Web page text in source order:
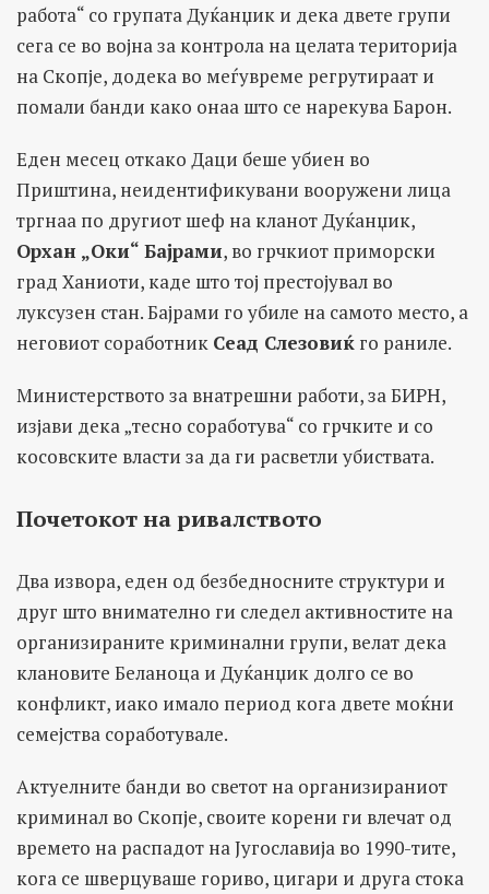
работа“ со групата Дуќанџик и дека двете групи
сега се во војна за контрола на целата територија
на Скопје, додека во меѓувреме регрутираат и
помали банди како онаа што се нарекува Барон.
Еден месец откако Даци беше убиен во
Приштина, неидентификувани вооружени лица
тргнаа по другиот шеф на кланот Дуќанџик,
Орхан „Оки“ Бајрами, во грчкиот приморски
град Ханиоти, каде што тој престојувал во
луксузен стан. Бајрами го убиле на самото место, а
неговиот соработник Сеад Слезовиќ го раниле.
Министерството за внатрешни работи, за БИРН,
изјави дека „тесно соработува“ со грчките и со
косовските власти за да ги расветли убиствата.
Почетокот на ривалството
Два извора, еден од безбедносните структури и
друг што внимателно ги следел активностите на
организираните криминални групи, велат дека
клановите Беланоца и Дуќанџик долго се во
конфликт, иако имало период кога двете моќни
семејства соработувале.
Актуелните банди во светот на организираниот
криминал во Скопје, своите корени ги влечат од
времето на распадот на Југославија во 1990-тите,
кога се шверцуваше гориво, цигари и друга стока